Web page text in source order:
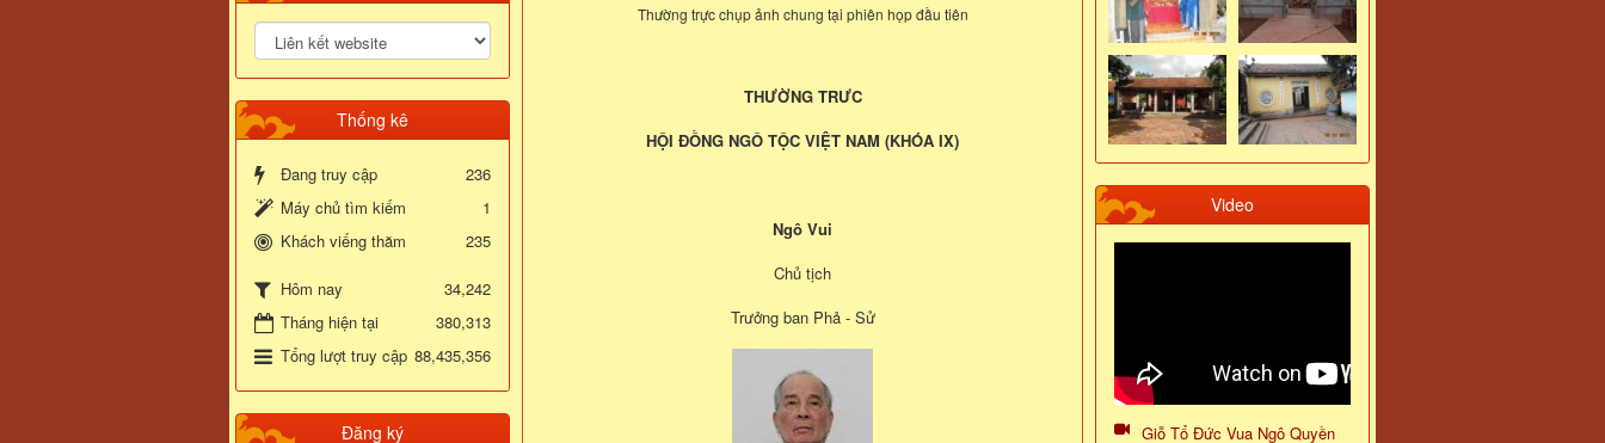
Thường trực chụp ảnh chung tại phiên họp đầu tiên
THƯỜNG TRƯC
HỘI ĐỒNG NGÔ TỘC VIỆT NAM (KHÓA IX)
Ngô Vui
Chủ tịch
Trưởng ban Phả - Sử
Video
Giỗ Tổ Đức Vua Ngô Quyền
Thống kê
Đang truy cập
236
Máy chủ tìm kiếm
1
Khách viếng thăm
235
Hôm nay
34,242
Tháng hiện tại
380,313
Tổng lượt truy cập 88,435,356
Đăng ký